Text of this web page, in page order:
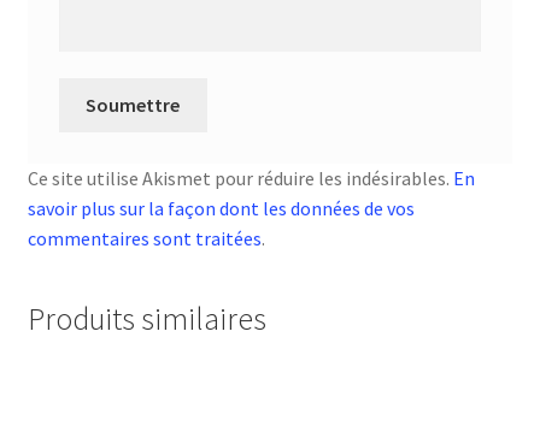
Ce site utilise Akismet pour réduire les indésirables. En
savoir plus sur la façon dont les données de vos
commentaires sont traitées.
Produits similaires